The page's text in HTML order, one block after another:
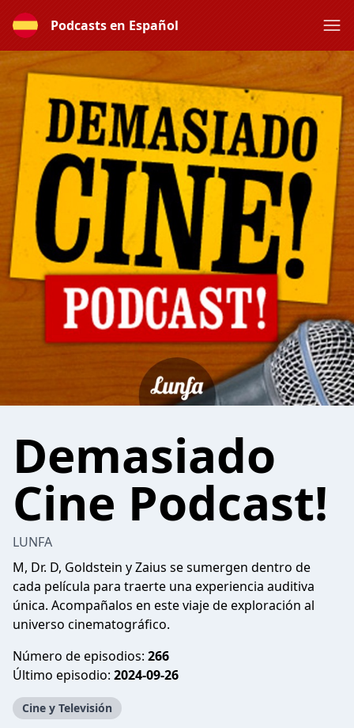
Podcasts en Español
Demasiado
Cine Podcast!
LUNFA
M, Dr. D, Goldstein y Zaius se sumergen dentro de
cada película para traerte una experiencia auditiva
única. Acompañalos en este viaje de exploración al
universo cinematográfico.
Número de episodios: 266
Último episodio: 2024-09-26
Cine y Televisión